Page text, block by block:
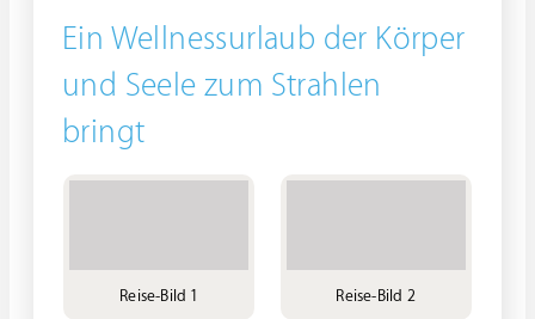
Ein Wellnessurlaub der Körper
und Seele zum Strahlen
bringt
Reise-Bild 1 Reise-Bild 2